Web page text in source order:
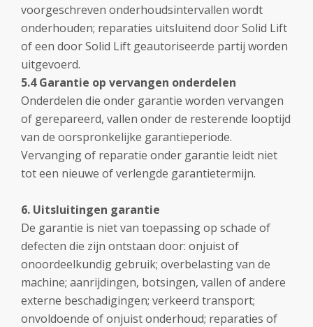
voorgeschreven onderhoudsintervallen wordt
onderhouden; reparaties uitsluitend door Solid Lift
of een door Solid Lift geautoriseerde partij worden
uitgevoerd.
5.4 Garantie op vervangen onderdelen
Onderdelen die onder garantie worden vervangen
of gerepareerd, vallen onder de resterende looptijd
van de oorspronkelijke garantieperiode.
Vervanging of reparatie onder garantie leidt niet
tot een nieuwe of verlengde garantietermijn.
6. Uitsluitingen garantie
De garantie is niet van toepassing op schade of
defecten die zijn ontstaan door: onjuist of
onoordeelkundig gebruik; overbelasting van de
machine; aanrijdingen, botsingen, vallen of andere
externe beschadigingen; verkeerd transport;
onvoldoende of onjuist onderhoud; reparaties of